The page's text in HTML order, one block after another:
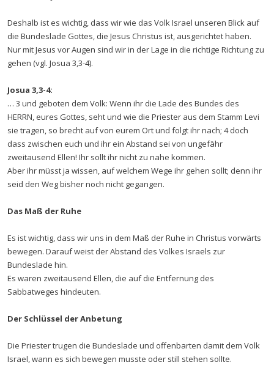
Deshalb ist es wichtig, dass wir wie das Volk Israel unseren Blick auf
die Bundeslade Gottes, die Jesus Christus ist, ausgerichtet haben.
Nur mit Jesus vor Augen sind wir in der Lage in die richtige Richtung zu
gehen (vgl. Josua 3,3-4).
Josua 3,3-4:
… 3 und geboten dem Volk: Wenn ihr die Lade des Bundes des
HERRN, eures Gottes, seht und wie die Priester aus dem Stamm Levi
sie tragen, so brecht auf von eurem Ort und folgt ihr nach; 4 doch
dass zwischen euch und ihr ein Abstand sei von ungefähr
zweitausend Ellen! Ihr sollt ihr nicht zu nahe kommen.
Aber ihr müsst ja wissen, auf welchem Wege ihr gehen sollt; denn ihr
seid den Weg bisher noch nicht gegangen.
Das Maß der Ruhe
Es ist wichtig, dass wir uns in dem Maß der Ruhe in Christus vorwärts
bewegen. Darauf weist der Abstand des Volkes Israels zur
Bundeslade hin.
Es waren zweitausend Ellen, die auf die Entfernung des
Sabbatweges hindeuten.
Der Schlüssel der Anbetung
Die Priester trugen die Bundeslade und offenbarten damit dem Volk
Israel, wann es sich bewegen musste oder still stehen sollte.